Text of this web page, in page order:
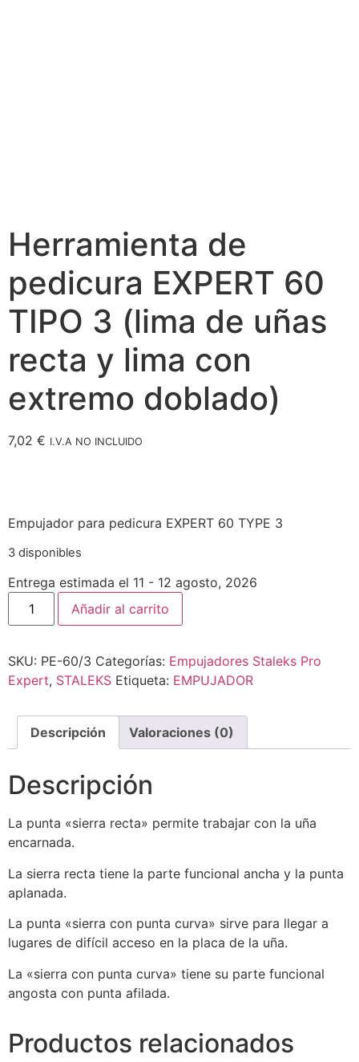
Herramienta de
pedicura EXPERT 60
TIPO 3 (lima de uñas
recta y lima con
extremo doblado)
7,02 € I.V.A NO INCLUIDO
Empujador para pedicura EXPERT 60 TYPE 3
3 disponibles
Entrega estimada el 11 - 12 agosto, 2026
Añadir al carrito
SKU: PE-60/3 Categorías: Empujadores Staleks Pro
Expert, STALEKS Etiqueta: EMPUJADOR
Descripción Valoraciones (0)
Descripción
La punta «sierra recta» permite trabajar con la uña
encarnada.
La sierra recta tiene la parte funcional ancha y la punta
aplanada.
La punta «sierra con punta curva» sirve para llegar a
lugares de difícil acceso en la placa de la uña.
La «sierra con punta curva» tiene su parte funcional
angosta con punta afilada.
Productos relacionados